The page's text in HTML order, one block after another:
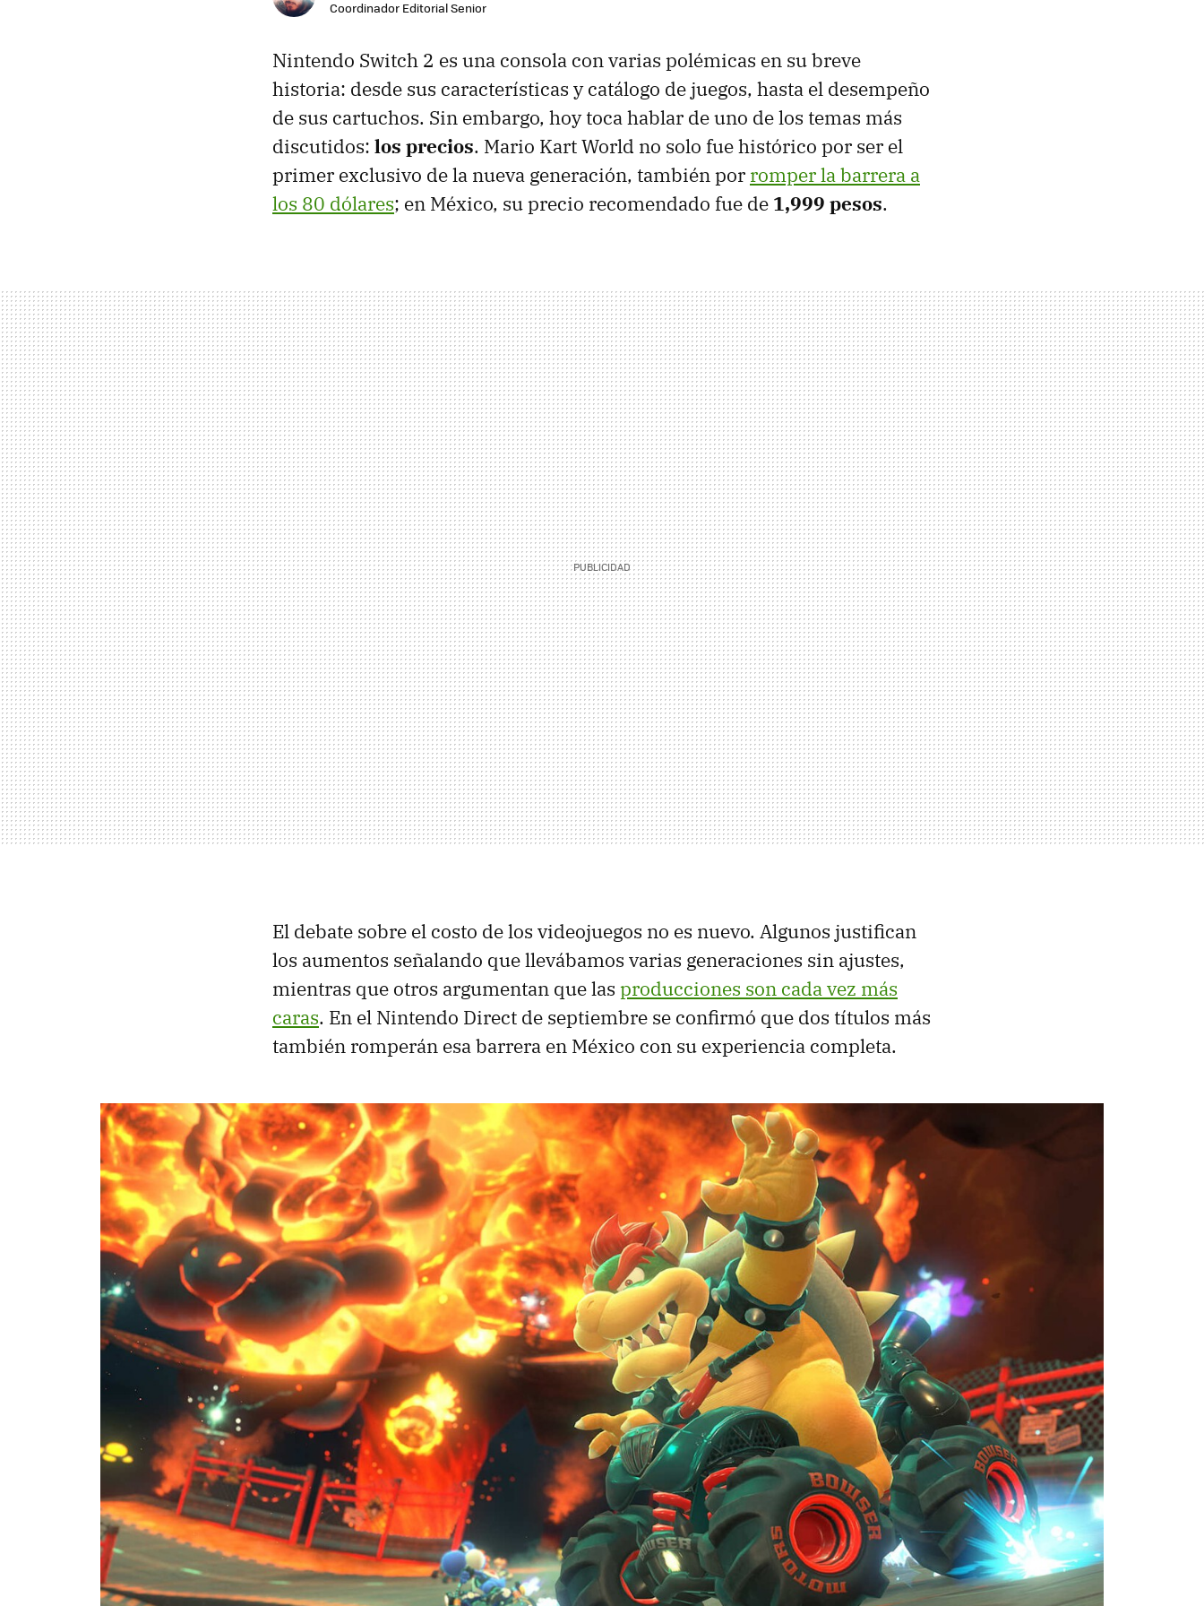
Coordinador Editorial Senior
Nintendo Switch 2 es una consola con varias polémicas en su breve
historia: desde sus características y catálogo de juegos, hasta el desempeño
de sus cartuchos. Sin embargo, hoy toca hablar de uno de los temas más
discutidos: los precios. Mario Kart World no solo fue histórico por ser el
primer exclusivo de la nueva generación, también por romper la barrera a
los 80 dólares; en México, su precio recomendado fue de 1,999 pesos.
El debate sobre el costo de los videojuegos no es nuevo. Algunos justifican
los aumentos señalando que llevábamos varias generaciones sin ajustes,
mientras que otros argumentan que las producciones son cada vez más
caras. En el Nintendo Direct de septiembre se confirmó que dos títulos más
también romperán esa barrera en México con su experiencia completa.